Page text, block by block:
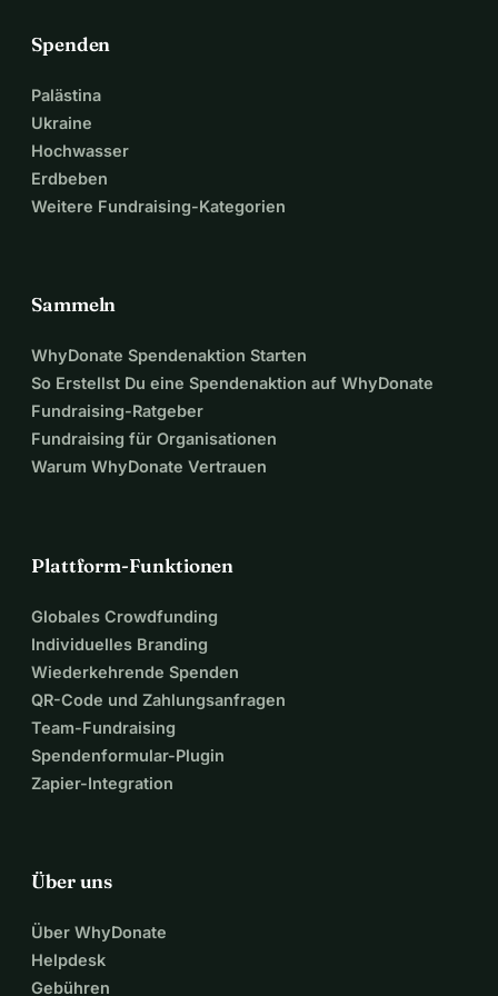
Spenden
Palästina
Ukraine
Hochwasser
Erdbeben
Weitere Fundraising-Kategorien
Sammeln
WhyDonate Spendenaktion Starten
So Erstellst Du eine Spendenaktion auf WhyDonate
Fundraising-Ratgeber
Fundraising für Organisationen
Warum WhyDonate Vertrauen
Plattform-Funktionen
Globales Crowdfunding
Individuelles Branding
Wiederkehrende Spenden
QR-Code und Zahlungsanfragen
Team-Fundraising
Spendenformular-Plugin
Zapier-Integration
Über uns
Über WhyDonate
Helpdesk
Gebühren